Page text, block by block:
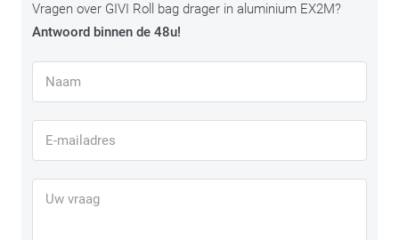
Vragen over GIVI Roll bag drager in aluminium EX2M?
Antwoord binnen de 48u!